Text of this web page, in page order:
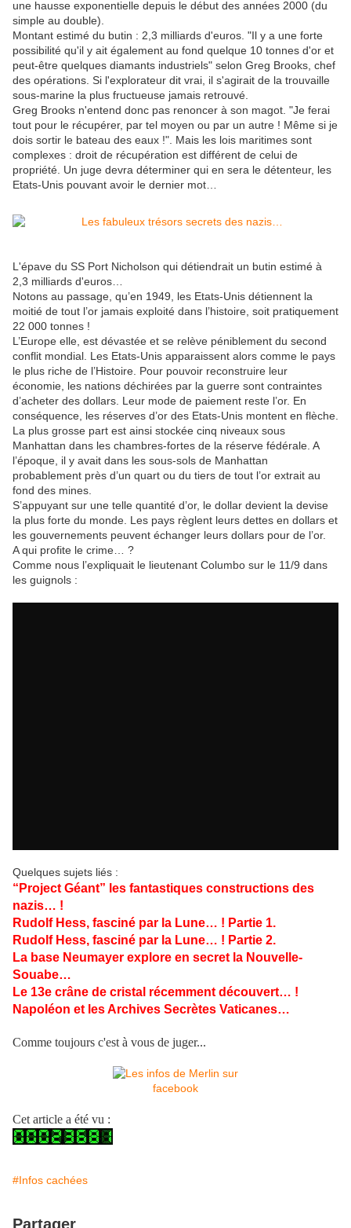
une hausse exponentielle depuis le début des années 2000 (du
simple au double).
Montant estimé du butin : 2,3 milliards d'euros. "Il y a une forte
possibilité qu'il y ait également au fond quelque 10 tonnes d'or et
peut-être quelques diamants industriels" selon Greg Brooks, chef
des opérations. Si l'explorateur dit vrai, il s'agirait de la trouvaille
sous-marine la plus fructueuse jamais retrouvé.
Greg Brooks n'entend donc pas renoncer à son magot. "Je ferai
tout pour le récupérer, par tel moyen ou par un autre ! Même si je
dois sortir le bateau des eaux !". Mais les lois maritimes sont
complexes : droit de récupération est différent de celui de
propriété. Un juge devra déterminer qui en sera le détenteur, les
Etats-Unis pouvant avoir le dernier mot…
L'épave du SS Port Nicholson qui détiendrait un butin estimé à
2,3 milliards d'euros…
Notons au passage, qu’en 1949, les Etats-Unis détiennent la
moitié de tout l’or jamais exploité dans l’histoire, soit pratiquement
22 000 tonnes !
L’Europe elle, est dévastée et se relève péniblement du second
conflit mondial. Les Etats-Unis apparaissent alors comme le pays
le plus riche de l’Histoire. Pour pouvoir reconstruire leur
économie, les nations déchirées par la guerre sont contraintes
d’acheter des dollars. Leur mode de paiement reste l’or. En
conséquence, les réserves d’or des Etats-Unis montent en flèche.
La plus grosse part est ainsi stockée cinq niveaux sous
Manhattan dans les chambres-fortes de la réserve fédérale. A
l’époque, il y avait dans les sous-sols de Manhattan
probablement près d’un quart ou du tiers de tout l’or extrait au
fond des mines.
S’appuyant sur une telle quantité d’or, le dollar devient la devise
la plus forte du monde. Les pays règlent leurs dettes en dollars et
les gouvernements peuvent échanger leurs dollars pour de l’or.
A qui profite le crime… ?
Comme nous l’expliquait le lieutenant Columbo sur le 11/9 dans
les guignols :
Quelques sujets liés :
“Project Géant” les fantastiques constructions des
nazis… !
Rudolf Hess, fasciné par la Lune… ! Partie 1.
Rudolf Hess, fasciné par la Lune… ! Partie 2.
La base Neumayer explore en secret la Nouvelle-
Souabe…
Le 13e crâne de cristal récemment découvert… !
Napoléon et les Archives Secrètes Vaticanes…
Comme toujours c'est à vous de juger...
Cet article a été vu :
#Infos cachées
Partager